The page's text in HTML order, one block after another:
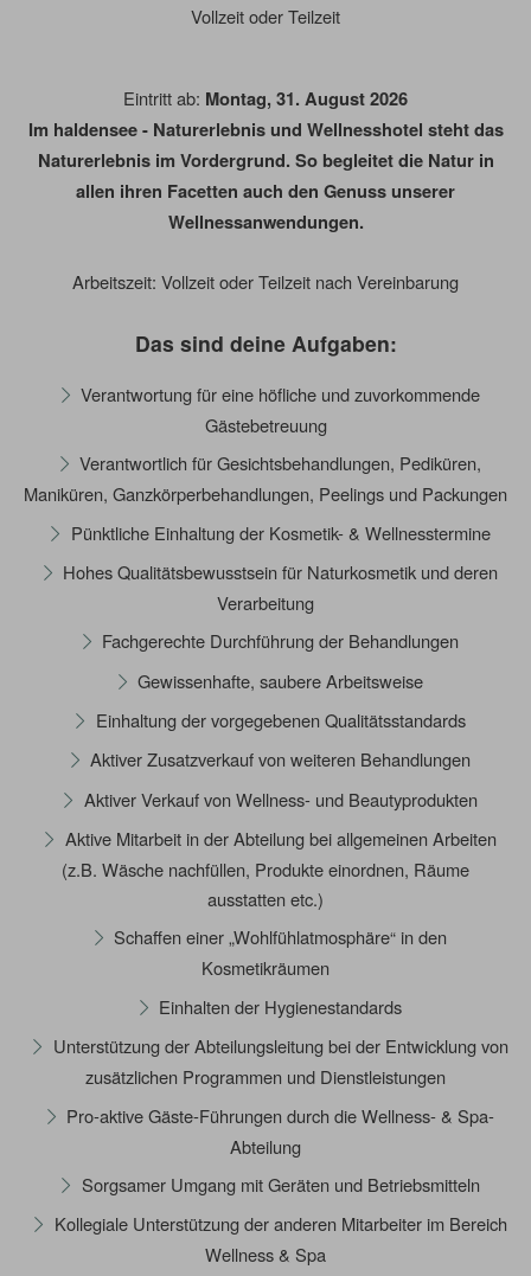
Vollzeit oder Teilzeit
Eintritt ab: Montag, 31. August 2026
Im haldensee - Naturerlebnis und Wellnesshotel steht das
Naturerlebnis im Vordergrund. So begleitet die Natur in
allen ihren Facetten auch den Genuss unserer
Wellnessanwendungen.
Arbeitszeit: Vollzeit oder Teilzeit nach Vereinbarung
Das sind deine Aufgaben:
Verantwortung für eine höfliche und zuvorkommende
Gästebetreuung
Verantwortlich für Gesichtsbehandlungen, Pediküren,
Maniküren, Ganzkörperbehandlungen, Peelings und Packungen
Pünktliche Einhaltung der Kosmetik- & Wellnesstermine
Hohes Qualitätsbewusstsein für Naturkosmetik und deren
Verarbeitung
Fachgerechte Durchführung der Behandlungen
Gewissenhafte, saubere Arbeitsweise
Einhaltung der vorgegebenen Qualitätsstandards
Aktiver Zusatzverkauf von weiteren Behandlungen
Aktiver Verkauf von Wellness- und Beautyprodukten
Aktive Mitarbeit in der Abteilung bei allgemeinen Arbeiten
(z.B. Wäsche nachfüllen, Produkte einordnen, Räume
ausstatten etc.)
Schaffen einer „Wohlfühlatmosphäre“ in den
Kosmetikräumen
Einhalten der Hygienestandards
Unterstützung der Abteilungsleitung bei der Entwicklung von
zusätzlichen Programmen und Dienstleistungen
Pro-aktive Gäste-Führungen durch die Wellness- & Spa-
Abteilung
Sorgsamer Umgang mit Geräten und Betriebsmitteln
Kollegiale Unterstützung der anderen Mitarbeiter im Bereich
Wellness & Spa